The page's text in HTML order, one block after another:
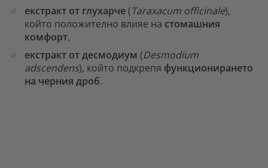
екстракт от глухарче(Taraxacum officinale),
който положително влияе на стомашния
комфорт,
екстракт от десмодиум (Desmodium
adscendens), който подкрепя функционирането
на черния дроб.